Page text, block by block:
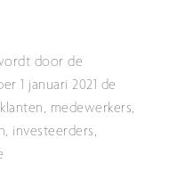
door de
1 januari 2021 de
medewerkers,
investeerders,